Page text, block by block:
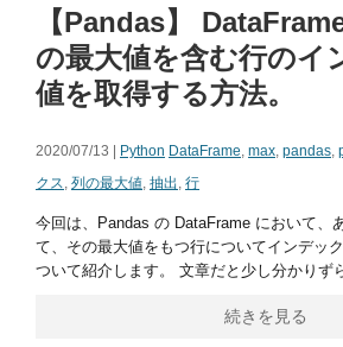
【Pandas】
の最大値を含む行のイ
値を取得する方法。
2020/07/13 | Python DataFrame, max, pandas,
クス, 列の最大値, 抽出, 行
今回は、Pandas の DataFrame において、
て、その最大値をもつ行についてインデッ
ついて紹介します。 文章だと少し分かりず
続きを見る